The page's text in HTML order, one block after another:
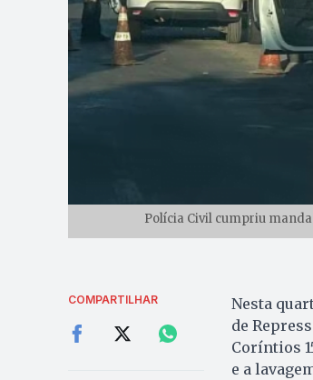
Polícia Civil cumpriu
COMPARTILHAR
Nesta
de
Coríntios
e a